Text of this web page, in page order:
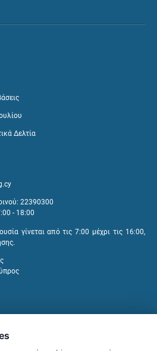
Δελτία
22390300
- 18:00
γίνεται από τις 7:00 μέχρι τις 16:00,